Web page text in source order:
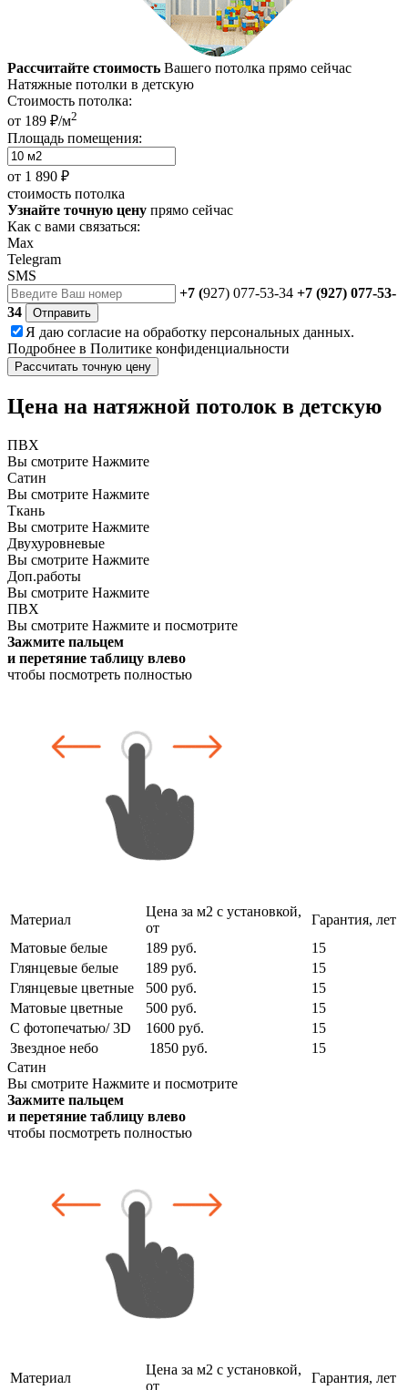
Рассчитайте стоимость Вашего потолка прямо сейчас
Натяжные потолки в детскую
Стоимость потолка:
от 189 ₽/м2
Площадь помещения:
от 1 890 ₽
стоимость потолка
Узнайте точную цену прямо сейчас
Как с вами связаться:
Max
Telegram
SMS
+7 (927) 077-53-34 +7 (927) 077-53-
34
Отправить
Я даю согласие на обработку персональных данных.
Подробнее в Политике конфиденциальности
Рассчитать точную цену
Цена на натяжной потолок в детскую
ПВХ
Вы смотрите Нажмите
Сатин
Вы смотрите Нажмите
Ткань
Вы смотрите Нажмите
Двухуровневые
Вы смотрите Нажмите
Доп.работы
Вы смотрите Нажмите
ПВХ
Вы смотрите Нажмите и посмотрите
Зажмите пальцем
и перетяние таблицу влево
чтобы посмотреть полностью
Материал
Цена за м2 с установкой,
от
Гарантия, лет
Матовые белые
189 руб.
15
Глянцевые белые
189 руб.
15
Глянцевые цветные
500 руб.
15
Матовые цветные
500 руб.
15
С фотопечатью/ 3D
1600 руб.
15
Звездное небо
1850 руб.
15
Сатин
Вы смотрите Нажмите и посмотрите
Зажмите пальцем
и перетяние таблицу влево
чтобы посмотреть полностью
Материал
Цена за м2 с установкой,
от
Гарантия, лет